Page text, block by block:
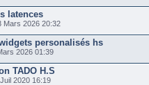
latences
Mars 2026 20:32
personalisés hs
2026 01:39
TADO H.S
2020 16:19